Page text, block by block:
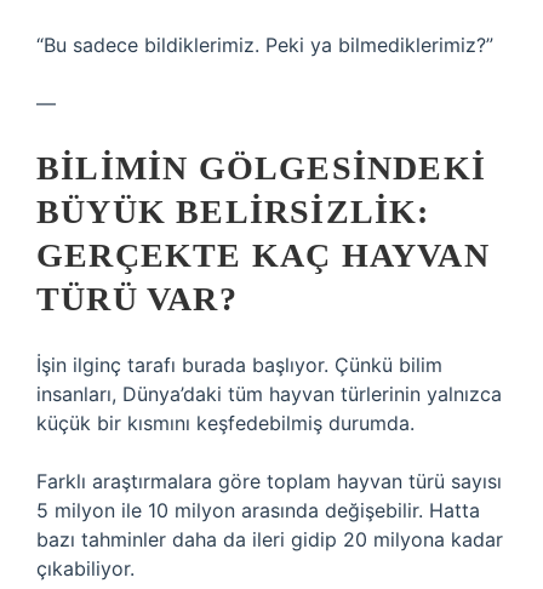
“Bu sadece bildiklerimiz. Peki ya bilmediklerimiz?”
—
BILIMIN GÖLGESINDEKI
BÜYÜK BELIRSIZLIK:
GERÇEKTE KAÇ HAYVAN
TÜRÜ VAR?
İşin ilginç tarafı burada başlıyor. Çünkü bilim
insanları, Dünya’daki tüm hayvan türlerinin yalnızca
küçük bir kısmını keşfedebilmiş durumda.
Farklı araştırmalara göre toplam hayvan türü sayısı
5 milyon ile 10 milyon arasında değişebilir. Hatta
bazı tahminler daha da ileri gidip 20 milyona kadar
çıkabiliyor.